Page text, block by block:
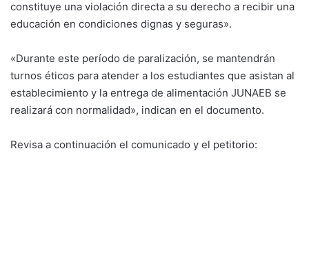
constituye una violación directa a su derecho a recibir una
educación en condiciones dignas y seguras».
«Durante este período de paralización, se mantendrán
turnos éticos para atender a los estudiantes que asistan al
establecimiento y la entrega de alimentación JUNAEB se
realizará con normalidad», indican en el documento.
Revisa a continuación el comunicado y el petitorio: